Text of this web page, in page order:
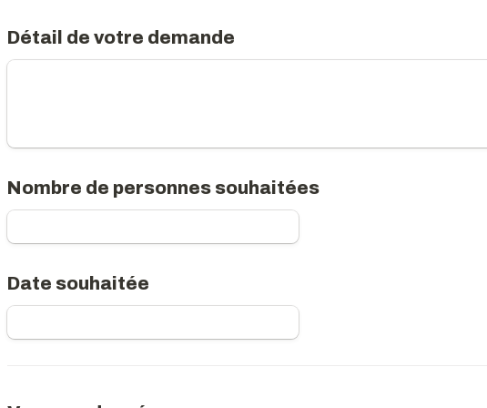
Détail de votre demande
Nombre de personnes souhaitées
Date souhaitée